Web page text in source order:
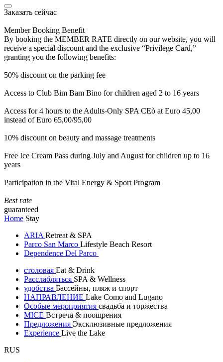
Заказать сейчас
Member Booking Benefit
By booking the MEMBER RATE directly on our website, you will
receive a special discount and the exclusive “Privilege Card,”
granting you the following benefits:
50% discount on the parking fee
Access to Club Bim Bam Bino for children aged 2 to 16 years
Access for 4 hours to the Adults-Only SPA CEò at Euro 45,00
instead of Euro 65,00/95,00
10% discount on beauty and massage treatments
Free Ice Cream Pass during July and August for children up to 16
years
Participation in the Vital Energy & Sport Program
Best rate
guaranteed
Home Stay
ARIA Retreat & SPA
Parco San Marco Lifestyle Beach Resort
Dependence Del Parco
столовая Eat & Drink
Расслабляться SPA & Wellness
удобства Бассейны, пляж и спорт
НАПРАВЛЕНИЕ Lake Como and Lugano
Особые мероприятия свадьба и торжества
MICE Встреча & поощрения
Предложения Эксклюзивные предложения
Experience Live the Lake
RUS